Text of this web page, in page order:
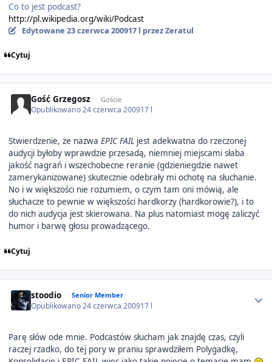
Co to jest podcast?
http://pl.wikipedia.org/wiki/Podcast
Edytowane 23 czerwca 200917 l przez Zeratul
Cytuj
Gość Grzegosz Goście
Opublikowano24 czerwca 200917 l
Stwierdzenie, że nazwa EPIC FAILjest adekwatna do rzeczonej
audycji byłoby wprawdzie przesadą, niemniej miejscami słaba
jakość nagrań i wszechobecne reranie (gdzieniegdzie nawet
zamerykanizowane) skutecznie odebrały mi ochotę na słuchanie.
No i w większości nie rozumiem, o czym tam oni mówią, ale
słuchacze to pewnie w większości hardkorzy (hardkorowie?), i to
do nich audycja jest skierowana. Na plus natomiast mogę zaliczyć
humor i barwę głosu prowadzącego.
Cytuj
stoodio Senior Member
Opublikowano24 czerwca 200917 l
Parę słów ode mnie. Podcastów słucham jak znajdę czas, czyli
raczej rzadko, do tej pory w praniu sprawdziłem Polygadkę,